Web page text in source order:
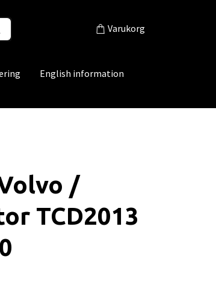
Varukorg
English information
/
TCD2013